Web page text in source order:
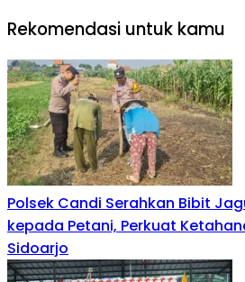
Rekomendasi untuk kamu
Polsek Candi Serahkan Bibit
kepada Petani, Perkuat
Sidoarjo